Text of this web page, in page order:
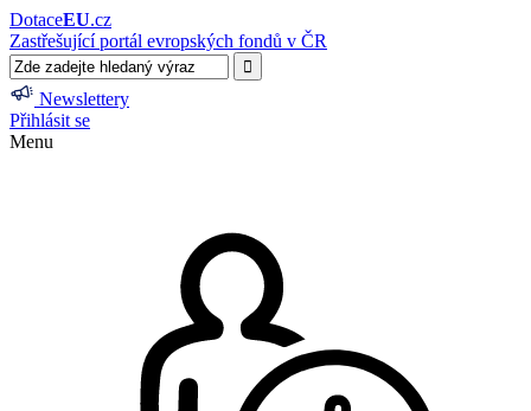
DotaceEU.cz
Zastřešující portál evropských fondů v ČR
Newslettery
Přihlásit se
Menu